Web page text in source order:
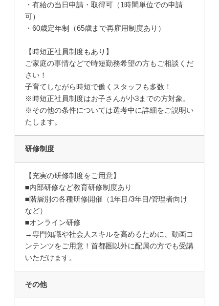
・有給の当日申請・取得可（1時間単位での申請
可）
・60歳定年制（65歳まで再雇用制度あり）
【時短正社員制度もあり】
ご家庭の事情などで時短勤務希望の方もご相談くだ
さい！
子育てしながら時短で働くスタッフも多数！
※時短正社員制度はお子さんが小3までの方対象。
※その他の条件については選考中に詳細をご説明い
たします。
研修制度
【充実の研修制度をご用意】
■内部研修など教育研修制度あり
■階層別の各種研修開催（1年目/3年目/管理者向け
など）
■オンライン研修
→専門知識や社会人スキルを高めるために、動画コ
ンテンツをご用意！首都圏以外に配属の方でも受講
いただけます。
その他